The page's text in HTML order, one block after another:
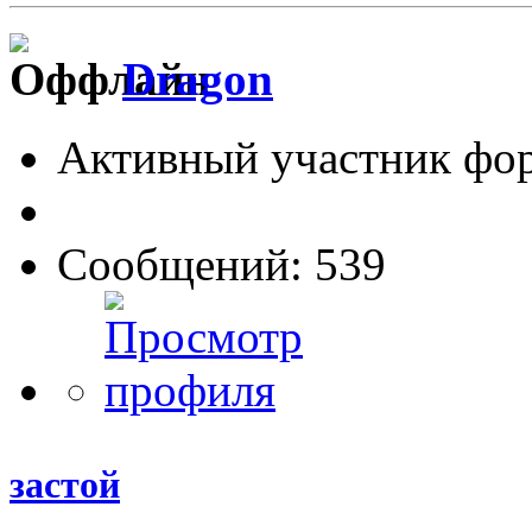
Dragon
Активный участник
Сообщений: 539
застой